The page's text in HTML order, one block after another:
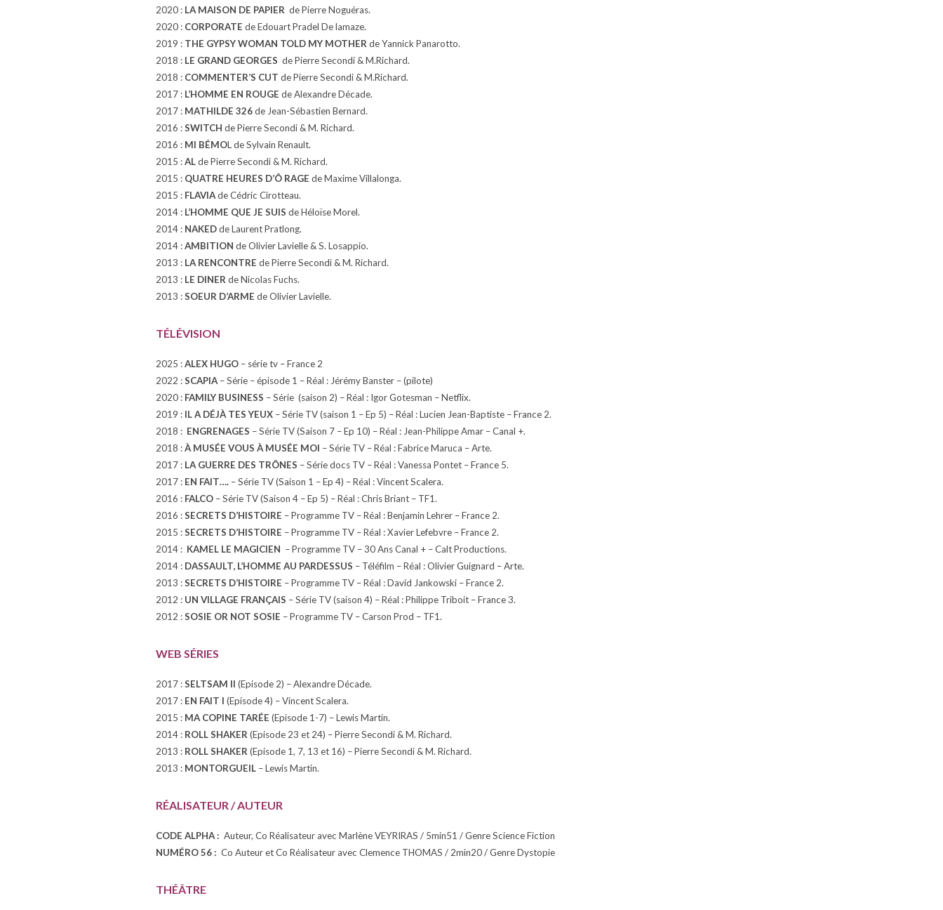
2020 : LA MAISON DE PAPIER de Pierre Noguéras.
2020 : CORPORATE de Edouart Pradel De lamaze.
2019 : THE GYPSY WOMAN TOLD MY MOTHER de Yannick Panarotto.
2018 : LE GRAND GEORGES de Pierre Secondi & M.Richard.
2018 : COMMENTER’S CUT de Pierre Secondi & M.Richard.
2017 : L’HOMME EN ROUGE de Alexandre Décade.
2017 : MATHILDE 326de Jean-Sébastien Bernard.
2016 :SWITCH de Pierre Secondi & M. Richard.
2016 : MI BÉMOL de Sylvain Renault.
2015 :ALde Pierre Secondi & M. Richard.
2015 : QUATRE HEURES D’Ô RAGE de Maxime Villalonga.
2015 : FLAVIAde Cédric Cirotteau.
2014 : L’HOMME QUE JE SUIS de Héloïse Morel.
2014 : NAKEDde Laurent Pratlong.
2014 :AMBITION de Olivier Lavielle & S. Losappio.
2013 : LA RENCONTRE de Pierre Secondi & M. Richard.
2013 : LE DINER de Nicolas Fuchs.
2013 :SOEUR D’ARME de Olivier Lavielle.
TÉLÉVISION
2025 :ALEX HUGO – série tv – France 2
2022 :SCAPIA – Série – épisode 1 – Réal : Jérémy Banster – (pilote)
2020 : FAMILY BUSINESS – Série (saison 2) – Réal : Igor Gotesman – Netflix.
2019 : IL A DÉJÀ TES YEUX – Série TV (saison 1 – Ep 5) – Réal : Lucien Jean-Baptiste – France 2.
2018 : ENGRENAGES – Série TV (Saison 7 – Ep 10) – Réal : Jean-Philippe Amar – Canal +.
2018 :À MUSÉE VOUS À MUSÉE MOI – Série TV – Réal : Fabrice Maruca – Arte.
2017 : LA GUERRE DES TRÔNES – Série docs TV – Réal : Vanessa Pontet – France 5.
2017 : EN FAIT…. – Série TV (Saison 1 – Ep 4) – Réal : Vincent Scalera.
2016 : FALCO – Série TV (Saison 4 – Ep 5) – Réal : Chris Briant – TF1.
2016 :SECRETS D’HISTOIRE – Programme TV – Réal : Benjamin Lehrer – France 2.
2015 :SECRETS D’HISTOIRE – Programme TV – Réal : Xavier Lefebvre – France 2.
2014 : KAMEL LE MAGICIEN – Programme TV – 30 Ans Canal + – Calt Productions.
2014 : DASSAULT, L’HOMME AU PARDESSUS – Téléfilm – Réal : Olivier Guignard – Arte.
2013 :SECRETS D’HISTOIRE – Programme TV – Réal : David Jankowski – France 2.
2012 : UN VILLAGE FRANÇAIS – Série TV (saison 4) – Réal : Philippe Triboit – France 3.
2012 :SOSIE OR NOT SOSIE – Programme TV – Carson Prod – TF1.
WEB SÉRIES
2017 :SELTSAM II (Episode 2) – Alexandre Décade.
2017 : EN FAIT I (Episode 4) – Vincent Scalera.
2015 : MA COPINE TARÉE (Episode 1-7) – Lewis Martin.
2014 : ROLL SHAKER (Episode 23 et 24) – Pierre Secondi & M. Richard.
2013 : ROLL SHAKER (Episode 1, 7, 13 et 16) – Pierre Secondi & M. Richard.
2013 : MONTORGUEIL – Lewis Martin.
RÉALISATEUR / AUTEUR
CODE ALPHA : Auteur, Co Réalisateur avec Marlène VEYRIRAS / 5min51 / Genre Science Fiction
NUMÉRO 56 : Co Auteur et Co Réalisateur avec Clemence THOMAS / 2min20 / Genre Dystopie
THÉÂTRE